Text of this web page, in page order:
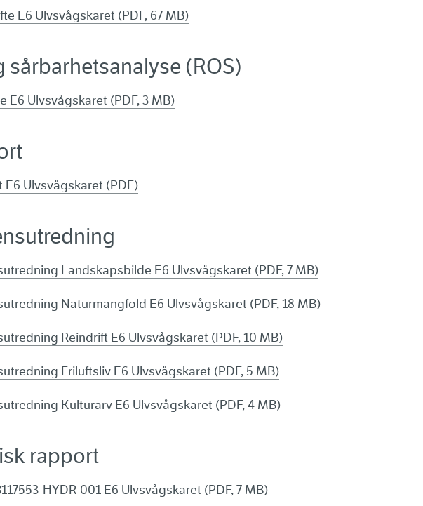
E6 Ulvsvågskaret (PDF, 67 MB)
sårbarhetsanalyse (ROS)
E6 Ulvsvågskaret (PDF, 3 MB)
Ulvsvågskaret (PDF)
Landskapsbilde E6 Ulvsvågskaret (PDF, 7 MB)
Naturmangfold E6 Ulvsvågskaret (PDF, 18 MB)
Reindrift E6 Ulvsvågskaret (PDF, 10 MB)
Friluftsliv E6 Ulvsvågskaret (PDF, 5 MB)
Kulturarv E6 Ulvsvågskaret (PDF, 4 MB)
rapport
HYDR-001 E6 Ulvsvågskaret (PDF, 7 MB)